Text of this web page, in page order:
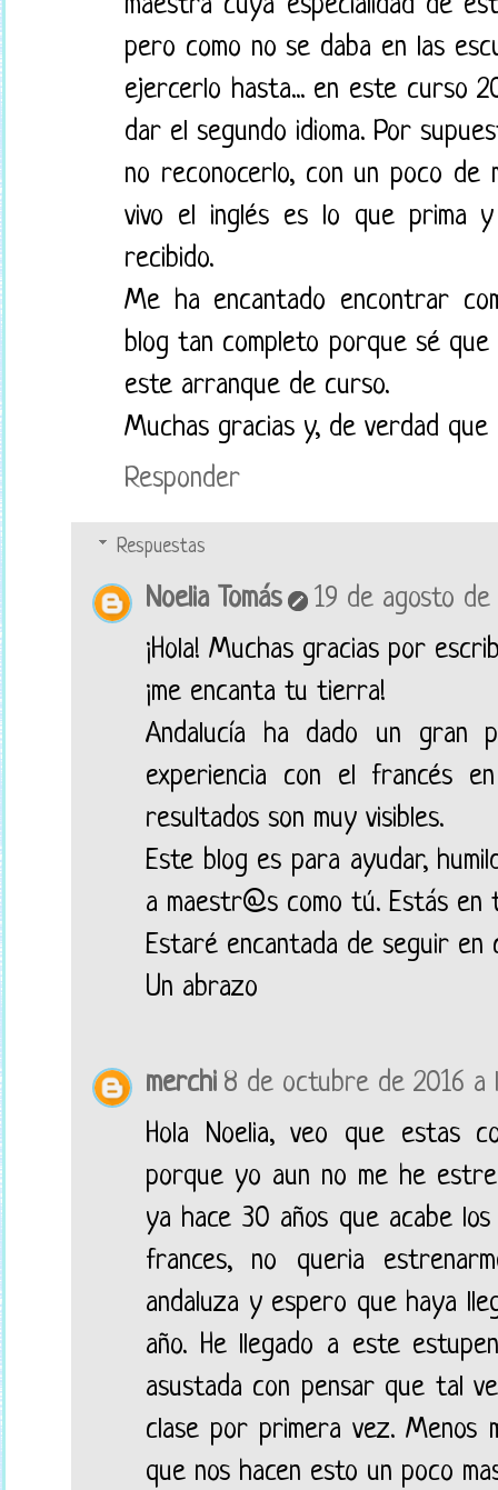
pero como no se daba en las
ejercerlo hasta... en este curso
dar el segundo idioma. Por
no reconocerlo, con un poco de
vivo el inglés es lo que prima
recibido.
Me ha encantado encontrar
blog tan completo porque sé
este arranque de curso.
Muchas gracias y, de verdad
Responder
Respuestas
Noelia Tomás
19 de agosto de
¡Hola! Muchas gracias por
¡me encanta tu tierra!
Andalucía ha dado un gran
experiencia con el francés
resultados son muy visibles.
Este blog es para ayudar,
a maestr@s como tú. Estás en
Estaré encantada de seguir en
Un abrazo
merchi 8 de octubre de 2016 a
Hola Noelia, veo que estas
porque yo aun no me he
ya hace 30 años que acabe
frances, no queria
andaluza y espero que haya
año. He llegado a este
asustada con pensar que tal
clase por primera vez. Menos
que nos hacen esto un poco